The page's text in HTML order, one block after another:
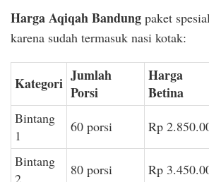
Harga Aqiqah Bandung paket
karena sudah termasuk nasi kotak:
Kategori Jumlah
Porsi
Harga
Betina
Bintang
1
60 porsi Rp
Bintang
2
80 porsi Rp